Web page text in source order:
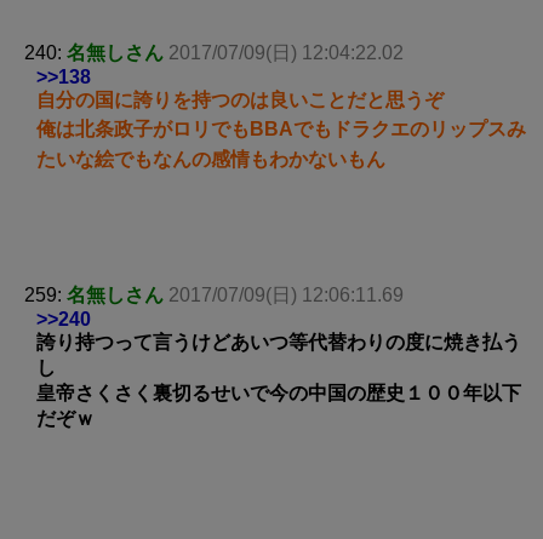
240: 名無しさん 2017/07/09(日) 12:04:22.02
>>138
自分の国に誇りを持つのは良いことだと思うぞ
俺は北条政子がロリでもBBAでもドラクエのリップスみ
たいな絵でもなんの感情もわかないもん
259: 名無しさん 2017/07/09(日) 12:06:11.69
>>240
誇り持つって言うけどあいつ等代替わりの度に焼き払う
し
皇帝さくさく裏切るせいで今の中国の歴史１００年以下
だぞｗ